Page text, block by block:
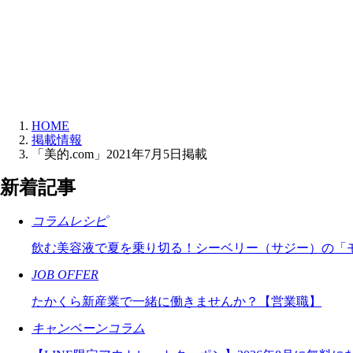
HOME
掲載情報
「美的.com」2021年7月5日掲載
新着記事
コラムレシピ
飲む美容液で夏を乗り切る！シーベリー（サジー）の「
JOB OFFER
たかくら新産業で一緒に働きませんか？【営業職】
キャンペーンコラム